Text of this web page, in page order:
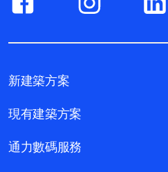
新建築方案
現有建築方案
通力數碼服務